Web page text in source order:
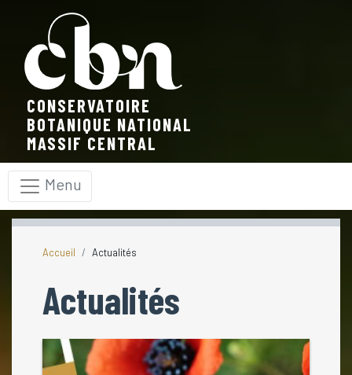
CONSERVATOIRE
BOTANIQUE NATIONAL
MASSIF CENTRAL
Menu
Accueil Actualités
Actualités
Panneau de gestion des cookies